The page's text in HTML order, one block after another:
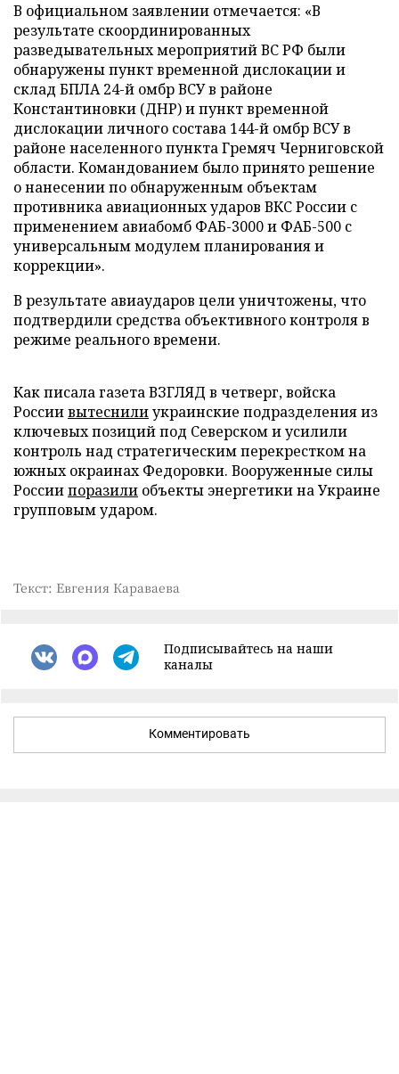
В официальном заявлении отмечается: «В
результате скоординированных
разведывательных мероприятий ВС РФ были
обнаружены пункт временной дислокации и
склад БПЛА 24-й омбр ВСУ в районе
Константиновки (ДНР) и пункт временной
дислокации личного состава 144-й омбр ВСУ в
районе населенного пункта Гремяч Черниговской
области. Командованием было принято решение
о нанесении по обнаруженным объектам
противника авиационных ударов ВКС России с
применением авиабомб ФАБ-3000 и ФАБ-500 с
универсальным модулем планирования и
коррекции».
В результате авиаударов цели уничтожены, что
подтвердили средства объективного контроля в
режиме реального времени.
Как писала газета ВЗГЛЯД в четверг, войска
Россиивытеснилиукраинские подразделения из
ключевых позиций под Северском и усилили
контроль над стратегическим перекрестком на
южных окраинах Федоровки. Вооруженные силы
Россиипоразили объекты энергетики на Украине
групповым ударом.
Текст: Евгения Караваева
Подписывайтесь на наши
каналы
Комментировать